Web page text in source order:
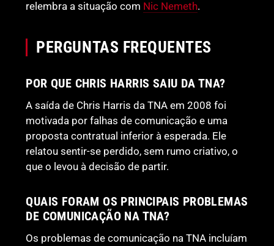
relembra a situação com Nic Nemeth.
PERGUNTAS FREQUENTES
POR QUE CHRIS HARRIS SAIU DA TNA?
A saída de Chris Harris da TNA em 2008 foi
motivada por falhas de comunicação e uma
proposta contratual inferior à esperada. Ele
relatou sentir-se perdido, sem rumo criativo, o
que o levou à decisão de partir.
QUAIS FORAM OS PRINCIPAIS PROBLEMAS
DE COMUNICAÇÃO NA TNA?
Os problemas de comunicação na TNA incluíam